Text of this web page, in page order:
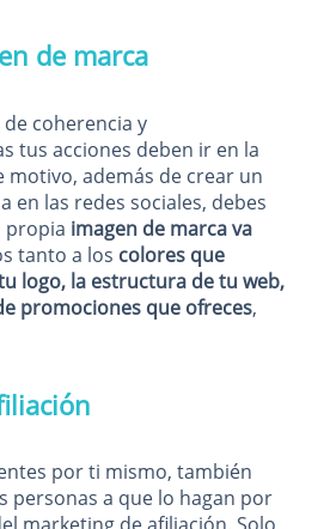
de marca
coherencia y
tus acciones deben ir en la
motivo, además de crear un
en las redes sociales, debes
propia imagen de marca va
tanto a los colores que
logo, la estructura de tu web,
promociones que ofreces,
por ti mismo, también
personas a que lo hagan por